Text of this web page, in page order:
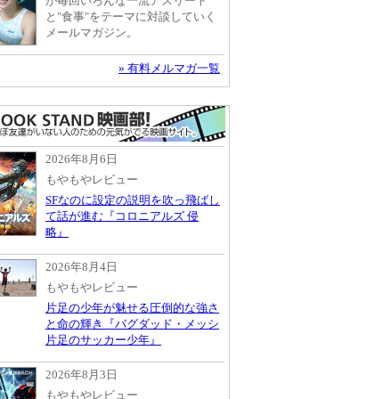
と"食事"をテーマに対談していく
メールマガジン。
» 有料メルマガ一覧
2026年8月6日
もやもやレビュー
SFなのに設定の説明を吹っ飛ばし
て話が進む『コロニアルズ 侵
略』
2026年8月4日
もやもやレビュー
片足の少年が魅せる圧倒的な強さ
と命の輝き『バグダッド・メッシ
片足のサッカー少年』
2026年8月3日
もやもやレビュー